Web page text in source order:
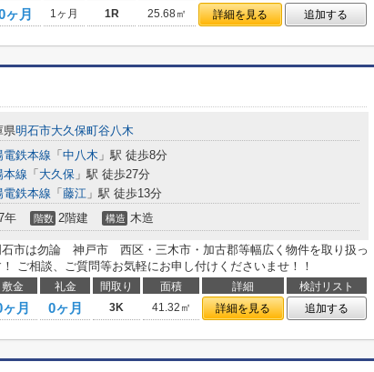
ヶ月 1ヶ月 1R 25.68㎡ 詳細を見る 追加する
県明石市大久保町谷八木
電鉄本線 「 中八木 」駅 徒歩8分
本線 「 大久保 」駅 徒歩27分
電鉄本線 「 藤江 」駅 徒歩13分
年 階数 2階建 構造 木造
石市は勿論 神戸市 西区・三木市・加古郡等幅広く物件を取り扱っ
ご相談、ご質問等お気軽にお申し付けくださいませ！！
敷金 礼金 間取り 面積 詳細
検討リスト
月 0ヶ月 3K 41.32㎡ 詳細を見る 追加する